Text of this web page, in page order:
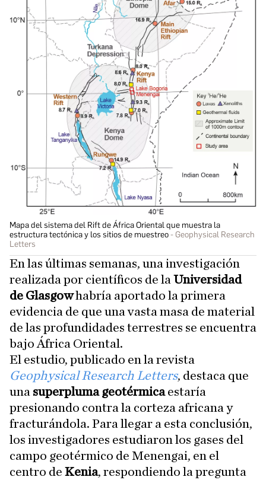
Mapa del sistema del Rift de África Oriental que muestra la
estructura tectónica y los sitios de muestreo
Geophysical Research
Letters
En las últimas semanas, una investigación
realizada por científicos de la Universidad
de Glasgowhabría aportado la primera
evidencia de que una vasta masa de material
de las profundidades terrestres se encuentra
bajo África Oriental.
El estudio, publicado en la revista
Geophysical Research Letters, destaca que
una superpluma geotérmicaestaría
presionando contra la corteza africana y
fracturándola. Para llegar a esta conclusión,
los investigadores estudiaron los gases del
campo geotérmico de Menengai, en el
centro de Kenia, respondiendo la pregunta